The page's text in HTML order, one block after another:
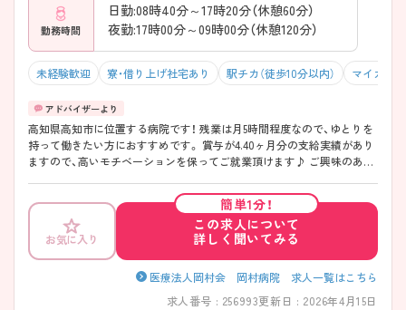
勤務時間
日勤:08時40分～17時20分（休憩60分）
夜勤:17時00分～09時00分（休憩120分）
未経験歓迎 寮・借り上げ社宅あり 駅チカ（徒歩10分以内） マイカー
高知県高知市に位置する病院です！ 残業は月5時間程度なので、ゆとりを
持って働きたい方におすすめです。 賞与が4.40ヶ月分の支給実績があり
ますので、高いモチベーションを保ってご就業頂けます♪ ご興味のある
お気に入り
簡単1分！
この求人について
詳しく聞いてみる
医療法人岡村会 岡村病院 求人一覧はこちら
求人番号 : 256993更新日 : 2026年4月15日